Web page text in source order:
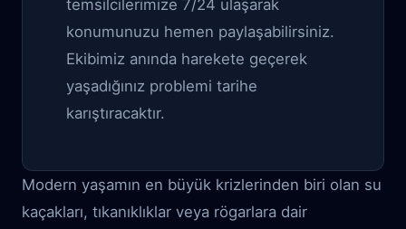
temsilcilerimize 7/24 ulaşarak
konumunuzu hemen paylaşabilirsiniz.
Ekibimiz anında harekete geçerek
yaşadığınız problemi tarihe
karıştıracaktır.
Modern yaşamın en büyük krizlerinden biri olan su
kaçakları, tıkanıklıklar veya rögarlara dair